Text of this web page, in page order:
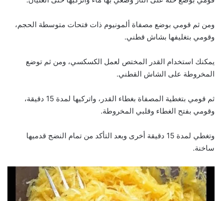
ومن ثم قومي بوضع مصفاة ألمونيوم ذات فتحات متوسطة الحجم،
وقومي بتغليفها بشاش قطني.
يمكنك استخدام القدر المختص لعمل الكسكسي، ومن ثم توضع
المخروطة على الشاش القطني.
ثم قومي بتغطية المصفاة بغطاء القدر، واتركيها لمدة 15 دقيقة،
وقومي بفتح الغطاء وقلبي المخروطة.
وتغطي لمدة 15 دقيقة أخرى وبعد التأكد من تمام النضج قدميها
ساخنة.